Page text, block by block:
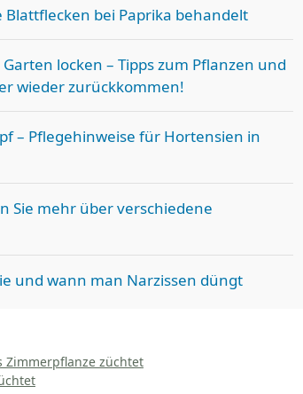
bei Paprika behandelt
locken – Tipps zum Pflanzen und
wieder zurückkommen!
– Pflegehinweise für Hortensien in
Sie mehr über verschiedene
und wann man Narzissen düngt
Zimmerpflanze züchtet